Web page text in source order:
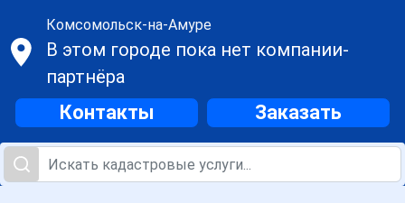
Комсомольск-на-Амуре
В этом городе пока нет компании-
партнёра
Контакты Заказать